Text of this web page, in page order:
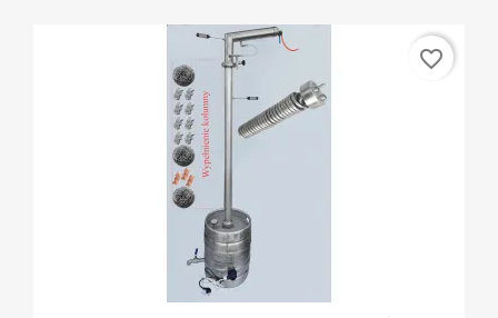
favorite_border